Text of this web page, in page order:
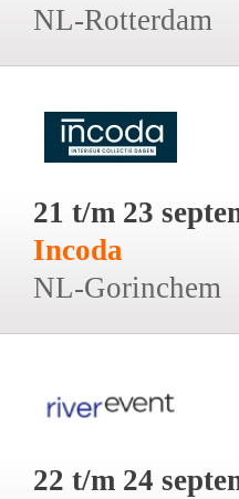
NL-Rotterdam
21 t/m 23
Incoda
NL-Gorinchem
22 t/m 24